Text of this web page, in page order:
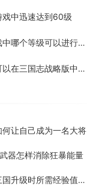
中迅速达到60级
在新笑傲江湖游戏中哪个等级可以进行化境
是否有可用队列可以在三国志战略版中使用
让自己成为一名大将
器怎样消除狂暴能量
将领在帝王三国升级时所需经验值是多少